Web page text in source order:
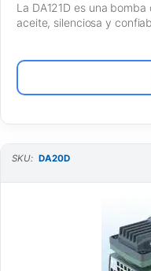
La DA121D es una
aceite, silenciosa y
SKU: DA20D